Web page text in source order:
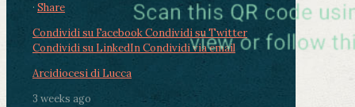
· Share
Condividi su FacebookCondividi su Twitter
Condividi su LinkedInCondividi via email
Arcidiocesi di Lucca
3 weeks ago